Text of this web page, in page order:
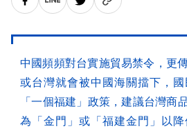
中國頻頻對台實施貿易禁令，更
或台灣就會被中國海關擋下，
「一個福建」政策，建議台灣商
為「金門」或「福建金門」以